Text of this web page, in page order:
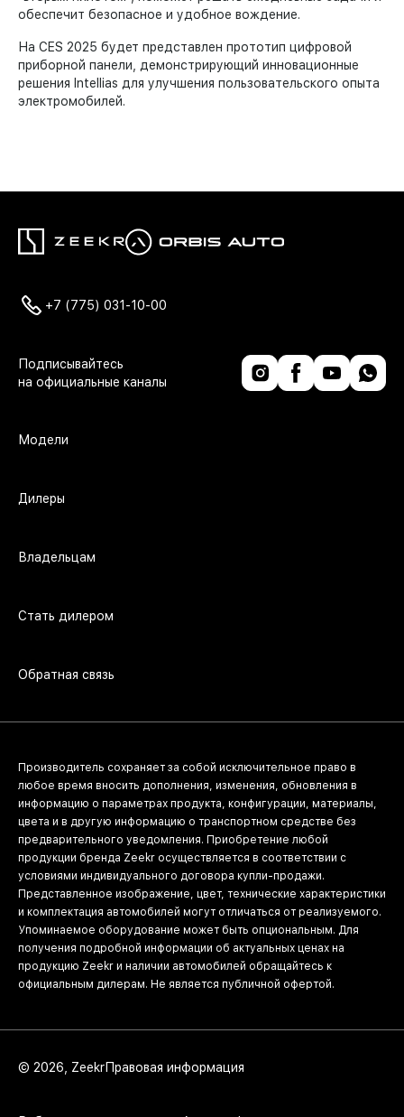
обеспечит безопасное и удобное вождение.
На CES 2025 будет представлен прототип цифровой
приборной панели, демонстрирующий инновационные
решения Intellias для улучшения пользовательского опыта
электромобилей.
+7 (775) 031-10-00
Модели
Дилеры
Владельцам
Стать дилером
Обратная связь
Производитель сохраняет за собой исключительное право в
любое время вносить дополнения, изменения, обновления в
информацию о параметрах продукта, конфигурации, материалы,
цвета и в другую информацию о транспортном средстве без
предварительного уведомления. Приобретение любой
продукции бренда Zeekr осуществляется в соответствии с
условиями индивидуального договора купли-продажи.
Представленное изображение, цвет, технические характеристики
и комплектация автомобилей могут отличаться от реализуемого.
Упоминаемое оборудование может быть опциональным. Для
получения подробной информации об актуальных ценах на
продукцию Zeekr и наличии автомобилей обращайтесь к
официальным дилерам. Не является публичной офертой.
© 2026, ZeekrПравовая информация